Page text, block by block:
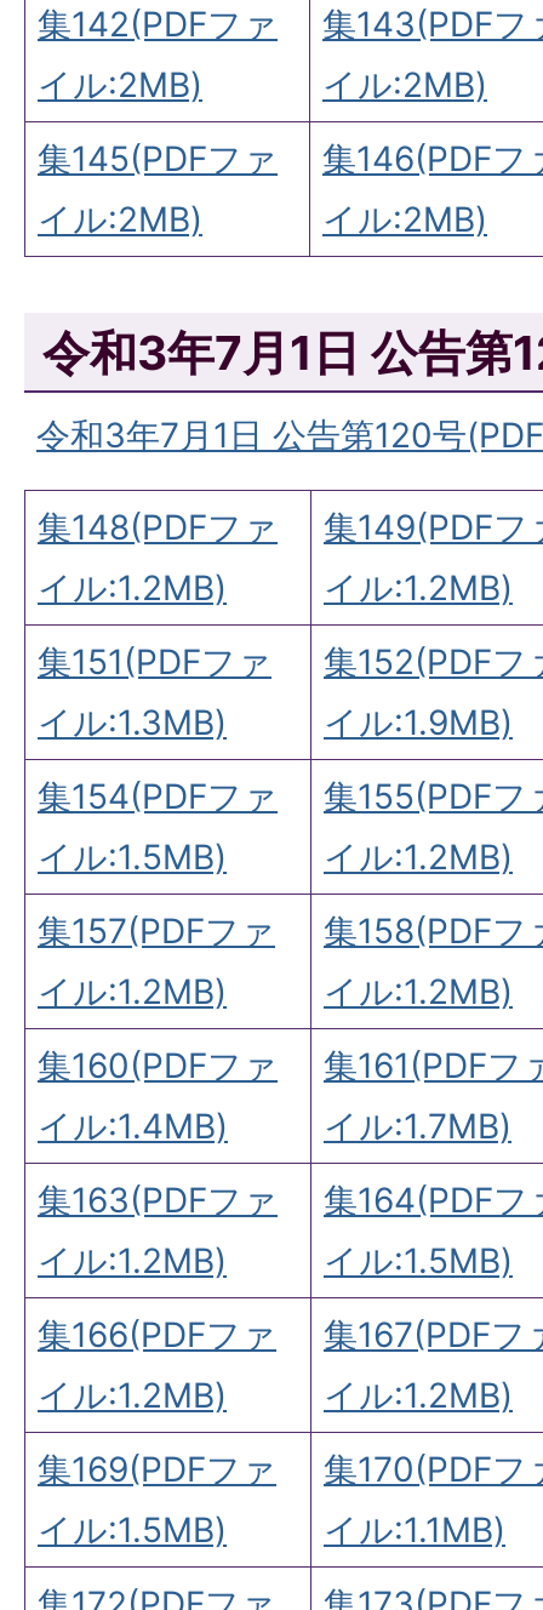
集142(PDFファ
イル:2MB)
集143(PDFフ
イル:2MB)
集145(PDFファ
イル:2MB)
集146(PDFフ
イル:2MB)
令和3年7月1日 公告第
令和3年7月1日 公告第120号
集148(PDFファ
イル:1.2MB)
集149(PDFフ
イル:1.2MB)
集151(PDFファ
イル:1.3MB)
集152(PDFフ
イル:1.9MB)
集154(PDFファ
イル:1.5MB)
集155(PDFフ
イル:1.2MB)
集157(PDFファ
イル:1.2MB)
集158(PDFフ
イル:1.2MB)
集160(PDFファ
イル:1.4MB)
集161(PDFフ
イル:1.7MB)
集163(PDFファ
イル:1.2MB)
集164(PDFフ
イル:1.5MB)
集166(PDFファ
イル:1.2MB)
集167(PDFフ
イル:1.2MB)
集169(PDFファ
イル:1.5MB)
集170(PDFフ
イル:1.1MB)